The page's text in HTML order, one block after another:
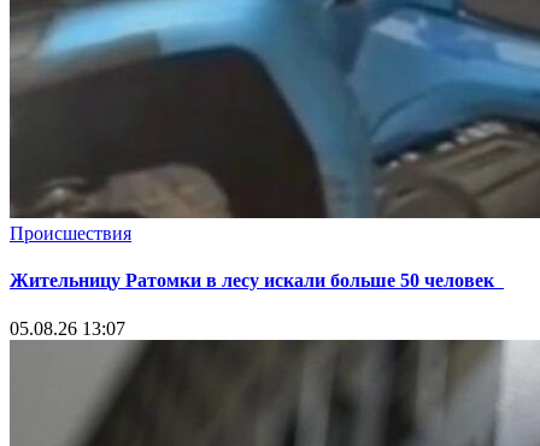
Происшествия
Жительницу Ратомки в лесу искали больше 50 человек
05.08.26 13:07